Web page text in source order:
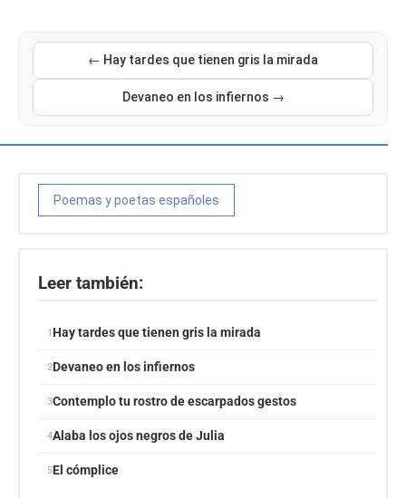
← Hay tardes que tienen gris la mirada
Devaneo en los infiernos →
Poemas y poetas españoles
Leer también:
Hay tardes que tienen gris la mirada
Devaneo en los infiernos
Contemplo tu rostro de escarpados gestos
Alaba los ojos negros de Julia
El cómplice